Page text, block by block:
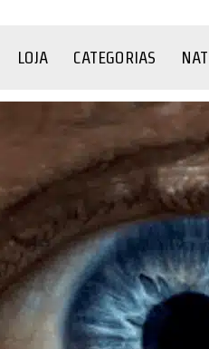
LOJA CATEGORIAS